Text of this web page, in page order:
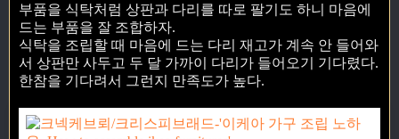
부품을 식탁처럼 상판과 다리를 따로 팔기도 하니 마음에
드는 부품을 잘 조합하자.
식탁을 조립할 때 마음에 드는 다리 재고가 계속 안 들어와
서 상판만 사두고 두 달 가까이 다리가 들어오기 기다렸다.
한참을 기다려서 그런지 만족도가 높다.